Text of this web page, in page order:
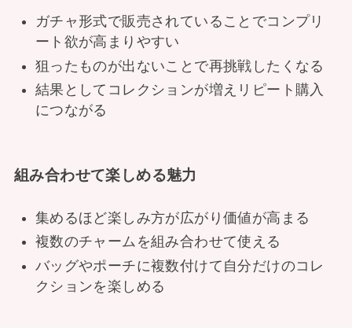
ガチャ形式で販売されていることでコンプリ
ート欲が高まりやすい
狙ったものが出ないことで再挑戦したくなる
結果としてコレクションが増えリピート購入
につながる
組み合わせて楽しめる魅力
集めるほど楽しみ方が広がり価値が高まる
複数のチャームを組み合わせて使える
バッグやポーチに複数付けて自分だけのコレ
クションを楽しめる